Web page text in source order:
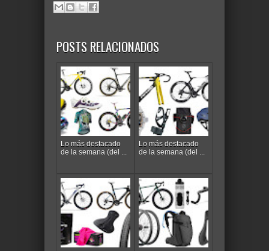
POSTS RELACIONADOS
Lo más destacado
de la semana (del ...
Lo más destacado
de la semana (del ...